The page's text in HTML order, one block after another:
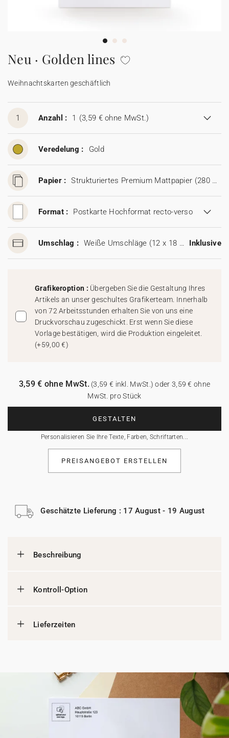
Aufkleber
Neu · Golden lines
Weihnachtskarten geschäftlich
1 Anzahl : 1 (3,59 € ohne MwSt.)
Veredelung : Gold
Papier : Strukturiertes Premium Mattpapier (280 g/m²)
Format : Postkarte Hochformat recto-verso
Umschlag : Weiße Umschläge (12 x 18 cm) Inklusive
Grafikeroption : Übergeben Sie die Gestaltung Ihres
Artikels an unser geschultes Grafikerteam. Innerhalb
von 72 Arbeitsstunden erhalten Sie von uns eine
Druckvorschau zugeschickt. Erst wenn Sie diese
Vorlage bestätigen, wird die Produktion eingeleitet.
(+59,00 €)
GESTALTEN
Personalisieren Sie Ihre Texte, Farben, Schriftarten...
3,59 € ohne MwSt.(3,59 € inkl. MwSt.) oder 3,59 € ohne
MwSt. pro Stück
PREISANGEBOT ERSTELLEN
Geschätzte Lieferung : 17 August - 19 August
Beschreibung
Kontroll-Option
Lieferzeiten